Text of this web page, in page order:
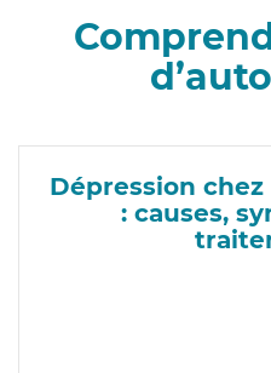
Dépression
: causes,